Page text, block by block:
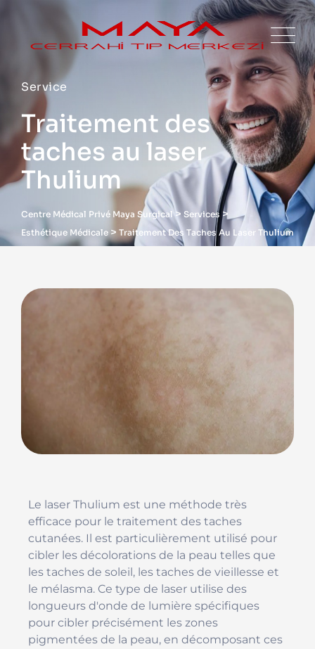
Service
Traitement des
taches au laser
Thulium
Centre Médical Privé Maya Surgical> Services >
Esthétique Médicale > Traitement Des Taches Au Laser Thulium
Le laser Thulium est une méthode très
efficace pour le traitement des taches
cutanées. Il est particulièrement utilisé pour
cibler les décolorations de la peau telles que
les taches de soleil, les taches de vieillesse et
le mélasma. Ce type de laser utilise des
longueurs d'onde de lumière spécifiques
pour cibler précisément les zones
pigmentées de la peau, en décomposant ces